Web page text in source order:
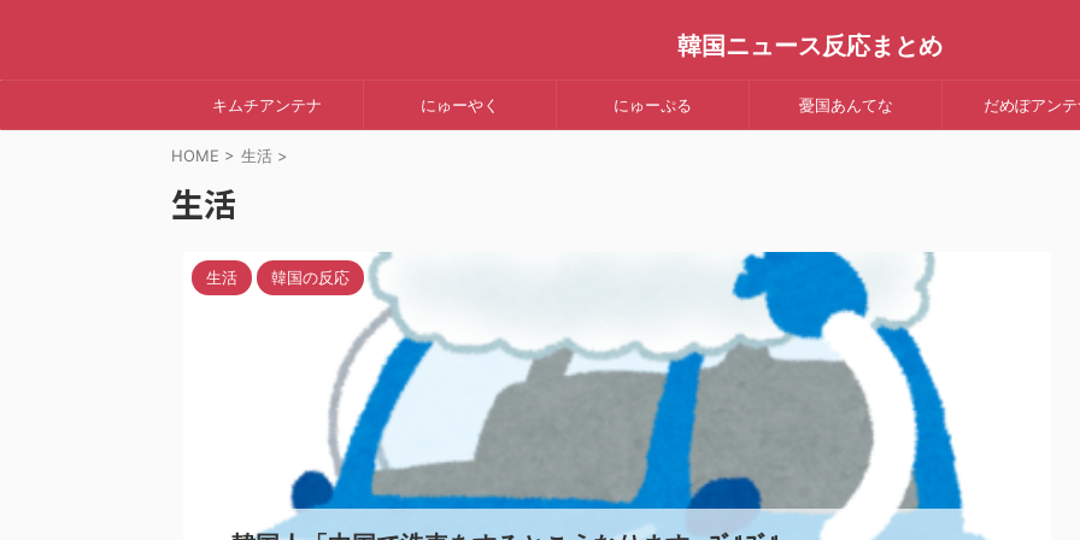
韓国ニュース反応まとめ
キムチアンテナ にゅーやく にゅーぷる 憂国あんてな だめぽアンテ
HOME > 生活 >
生活
生活 韓国の反応